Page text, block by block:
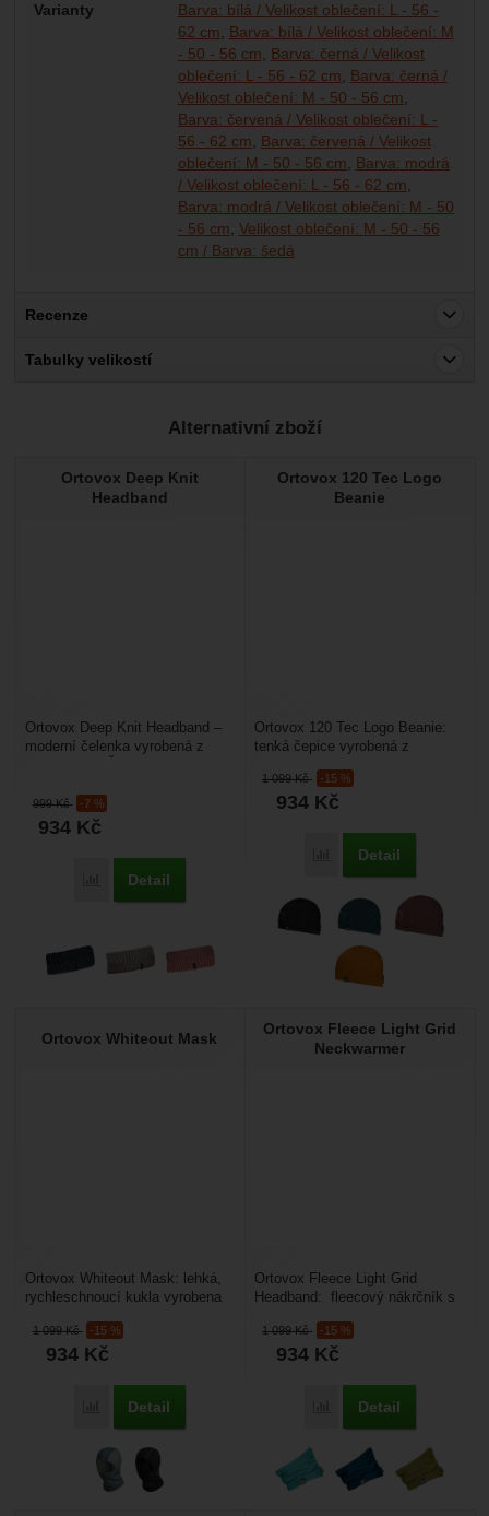
Varianty
Barva: bílá / Velikost oblečení: L - 56 -
62 cm
Barva: bílá / Velikost oblečení: M
- 50 - 56 cm
Barva: černá / Velikost
oblečení: L - 56 - 62 cm
Barva: černá /
Velikost oblečení: M - 50 - 56 cm
Barva: červená / Velikost oblečení: L -
56 - 62 cm
Barva: červená / Velikost
oblečení: M - 50 - 56 cm
Barva: modrá
/ Velikost oblečení: L - 56 - 62 cm
Barva: modrá / Velikost oblečení: M - 50
- 56 cm Velikost oblečení: M - 50 - 56
cm / Barva: šedá
Recenze
Nebyla přidána žádná recenze.
Tabulky velikostí
Alternativní zboží
Ortovox Deep Knit
Headband
999Kč -7 %
934 Kč
Porovnat
Detail
Ortovox Deep Knit Headband –
moderní čelenka vyrobená z
Ortovox 120 Tec Logo
Beanie
1 099Kč -15 %
934 Kč
Porovnat
Detail
Ortovox 120 Tec Logo Beanie:
tenká čepice vyrobená z
polyamidu. Vlna Merino má...
Ortovox Whiteout Mask
1 099Kč -15 %
934 Kč
Porovnat
Detail
Ortovox Whiteout Mask: lehká,
rychleschnoucí kukla vyrobena
výborné termoregulační...
Ortovox Fleece Light Grid
Neckwarmer
1 099Kč -15 %
934 Kč
Porovnat
Detail
Ortovox Fleece Light Grid
Headband: fleecový nákrčník s
prodyšný, dobře...